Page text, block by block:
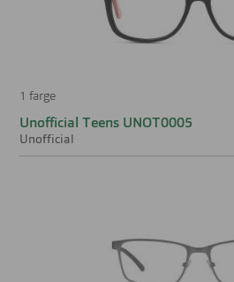
1 farge
Unofficial Teens UNOT0005
Unofficial